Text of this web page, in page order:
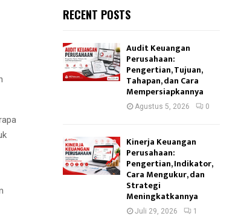
RECENT POSTS
Audit Keuangan
Perusahaan:
Pengertian, Tujuan,
Tahapan, dan Cara
Mempersiapkannya
Agustus 5, 2026 0
Kinerja Keuangan
Perusahaan:
Pengertian, Indikator,
Cara Mengukur, dan
Strategi
Meningkatkannya
Juli 29, 2026 1